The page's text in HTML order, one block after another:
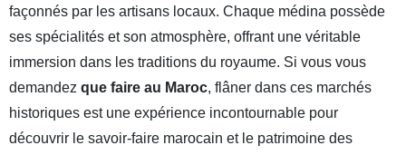
façonnés par les artisans locaux. Chaque médina possède
ses spécialités et son atmosphère, offrant une véritable
immersion dans les traditions du royaume. Si vous vous
demandez que faire au Maroc, flâner dans ces marchés
historiques est une expérience incontournable pour
découvrir le savoir-faire marocain et le patrimoine des